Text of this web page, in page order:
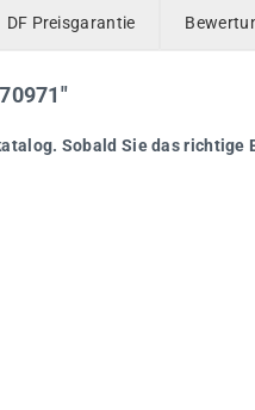
DF Preisgarantie
Sobald Sie das